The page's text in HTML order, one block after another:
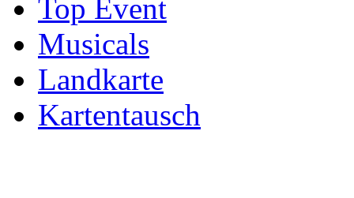
Top Event
Musicals
Landkarte
Kartentausch